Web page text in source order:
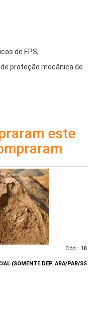
de EPS;
proteção mecânica de
este
Cód.:18741
DEP. ARA/PAR/SSE)